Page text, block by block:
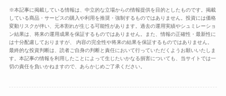
※本記事に掲載している情報は、中立的な立場からの情報提供を目的としたものです。掲載
している商品・サービスの購入や利用を推奨・強制するものではありません。投資には価格
変動リスクが伴い、元本割れが生じる可能性があります。過去の運用実績やシュミレーショ
ン結果は、将来の運用成果を保証するものではありません。また、情報の正確性・最新性に
は十分配慮しておりますが、 内容の完全性や将来の結果を保証するものではありません。
最終的な投資判断は、読者ご自身の判断と責任において行っていただくようお願いいたしま
す。本記事の情報を利用したことによって生じたいかなる損害についても、当サイトでは一
切の責任を負いかねますので、あらかじめご了承ください。